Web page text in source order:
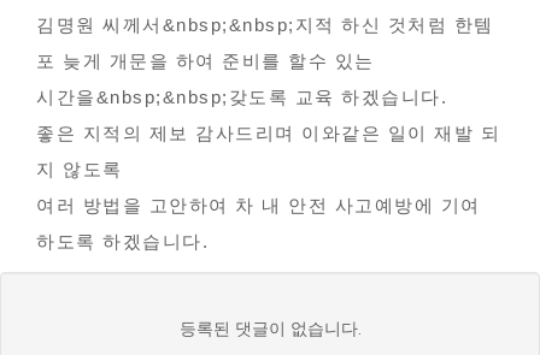
정
보
김명원 씨께서&nbsp;&nbsp;지적 하신 것처럼 한템
포 늦게 개문을 하여 준비를 할수 있는
시간을&nbsp;&nbsp;갖도록 교육 하겠습니다.
좋은 지적의 제보 감사드리며 이와같은 일이 재발 되
지 않도록
여러 방법을 고안하여 차 내 안전 사고예방에 기여
하도록 하겠습니다.
등록된 댓글이 없습니다.